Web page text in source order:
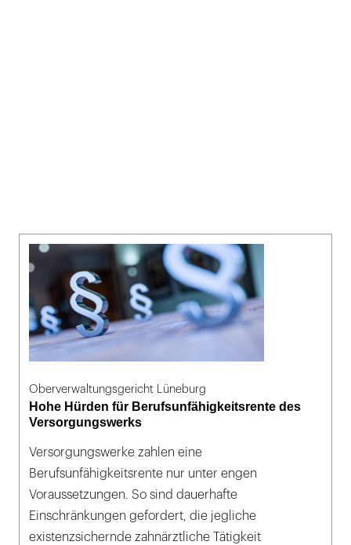
Oberverwaltungsgericht Lüneburg
Hohe Hürden für Berufsunfähigkeitsrente des
Versorgungswerks
Versorgungswerke zahlen eine
Berufsunfähigkeitsrente nur unter engen
Voraussetzungen. So sind dauerhafte
Einschränkungen gefordert, die jegliche
existenzsichernde zahnärztliche Tätigkeit